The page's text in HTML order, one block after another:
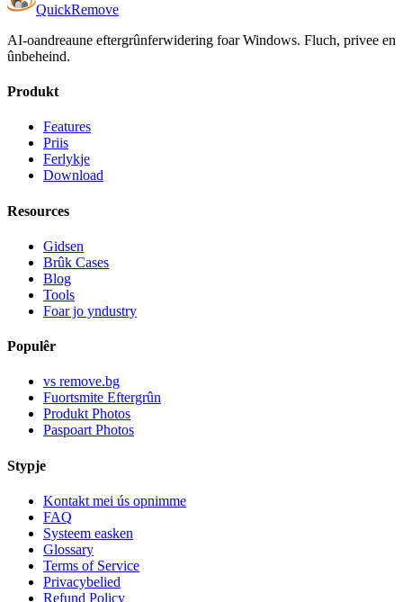
QuickRemove
AI-oandreaune eftergrûnferwidering foar Windows. Fluch, privee en
ûnbeheind.
Produkt
Features
Priis
Ferlykje
Download
Resources
Gidsen
Brûk Cases
Blog
Tools
Foar jo yndustry
Populêr
vs remove.bg
Fuortsmite Eftergrûn
Produkt Photos
Paspoart Photos
Stypje
Kontakt mei ús opnimme
FAQ
Systeem easken
Glossary
Terms of Service
Privacybelied
Refund Policy